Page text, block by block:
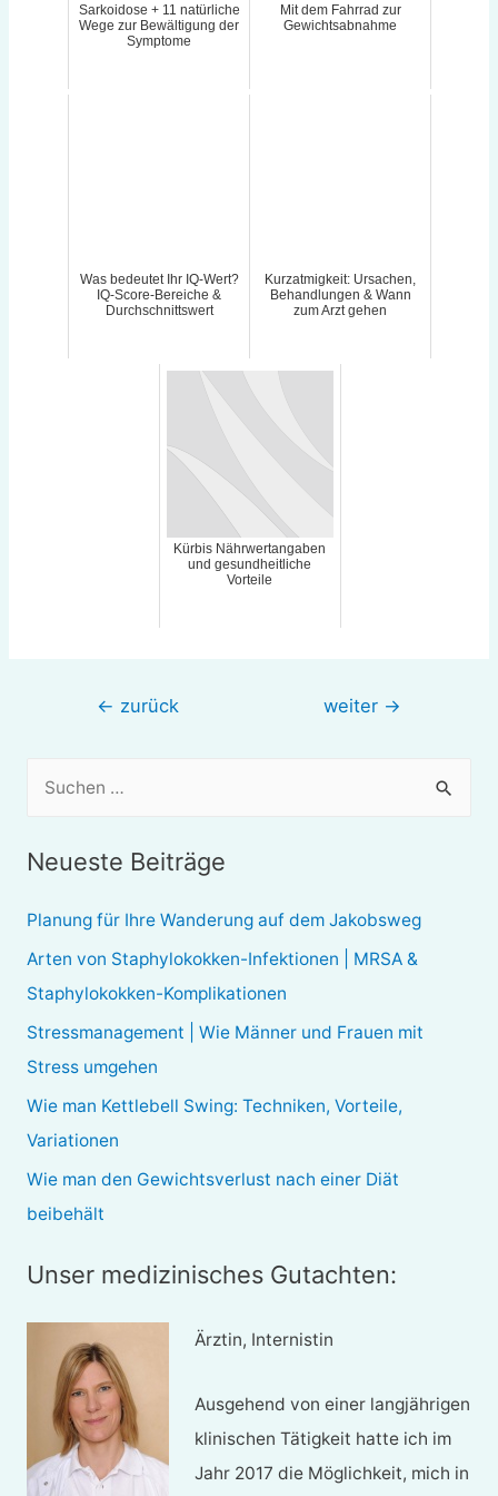
Sarkoidose + 11 natürliche
Wege zur Bewältigung der
Symptome
Mit dem Fahrrad zur
Gewichtsabnahme
Was bedeutet Ihr IQ-Wert?
IQ-Score-Bereiche &
Durchschnittswert
Kurzatmigkeit: Ursachen,
Behandlungen & Wann
zum Arzt gehen
Kürbis Nährwertangaben
und gesundheitliche
Vorteile
Beitragsnavigation
← zurück weiter →
e
n
n
Neueste Beiträge
Planung für Ihre Wanderung auf dem Jakobsweg
Arten von Staphylokokken-Infektionen | MRSA &
Staphylokokken-Komplikationen
Stressmanagement | Wie Männer und Frauen mit
Stress umgehen
Wie man Kettlebell Swing: Techniken, Vorteile,
Variationen
Wie man den Gewichtsverlust nach einer Diät
beibehält
Unser medizinisches Gutachten:
Ärztin, Internistin
Ausgehend von einer langjährigen
klinischen Tätigkeit hatte ich im
Jahr 2017 die Möglichkeit, mich in